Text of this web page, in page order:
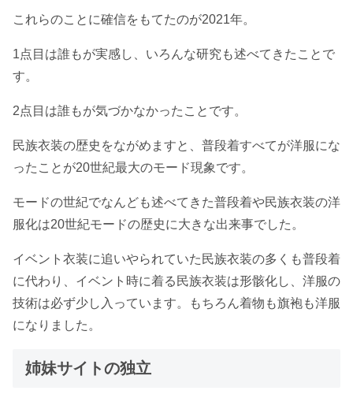
これらのことに確信をもてたのが2021年。
1点目は誰もが実感し、いろんな研究も述べてきたことで
す。
2点目は誰もが気づかなかったことです。
民族衣装の歴史をながめますと、普段着すべてが洋服にな
ったことが20世紀最大のモード現象です。
モードの世紀でなんども述べてきた普段着や民族衣装の洋
服化は20世紀モードの歴史に大きな出来事でした。
イベント衣装に追いやられていた民族衣装の多くも普段着
に代わり、イベント時に着る民族衣装は形骸化し、洋服の
技術は必ず少し入っています。もちろん着物も旗袍も洋服
になりました。
姉妹サイトの独立